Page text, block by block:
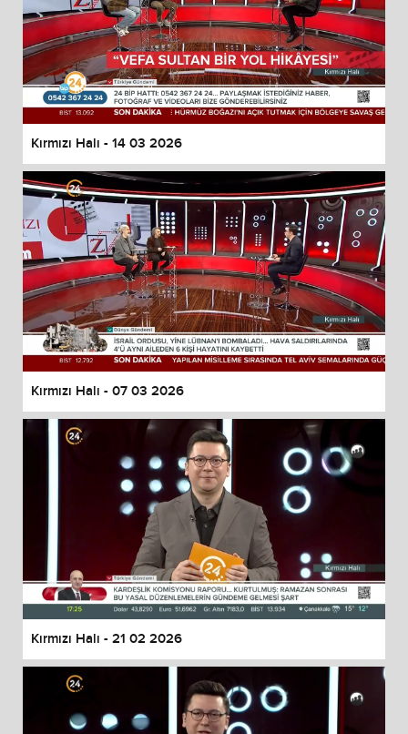
Kırmızı Halı - 14 03 2026
Kırmızı Halı - 07 03 2026
Kırmızı Halı - 21 02 2026